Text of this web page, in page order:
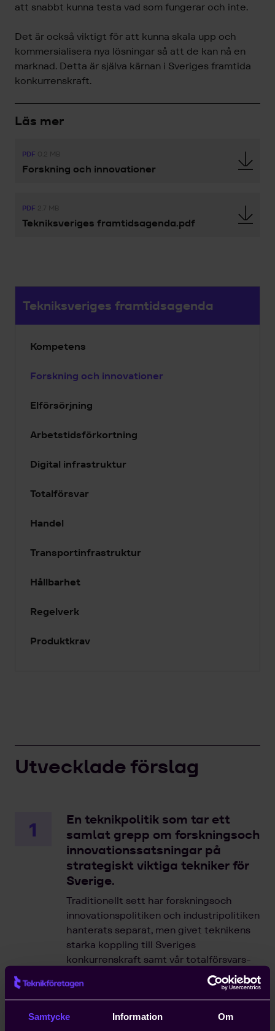
Samtycke Information Om
att snabbt kunna testa vad som fungerar och inte.
Det är också viktigt för att kunna skala upp och
kommersialisera nya lösningar så att de kan nå en
marknad. Detta är själva kärnan i Sveriges framtida
konkurrenskraft.
Läs mer
PDF 0.2 MB
Forskning och innovationer
PDF 2.7 MB
Tekniksveriges framtidsagenda.pdf
Tekniksveriges framtidsagenda
Kompetens
Forskning och innovationer
Elförsörjning
Arbetstidsförkortning
Digital infrastruktur
Totalförsvar
Handel
Transportinfrastruktur
Hållbarhet
Regelverk
Produktkrav
Utvecklade förslag
En teknikpolitik som tar ett
samlat grepp om forskningsoch
innovationssatsningar på
strategiskt viktiga tekniker för
Sverige.
Traditionellt sett har forskningsoch
innovationspolitiken och industripolitiken
hanterats separat, men givet teknikens
starka koppling till Sveriges
konkurrenskraft samt vår totalförsvars-
och omställningsförmåga måste Sverige
skapa en strategisk och sammanhållen
teknikpolitik som ger oss rätt
förutsättningar att ta fram, testa och